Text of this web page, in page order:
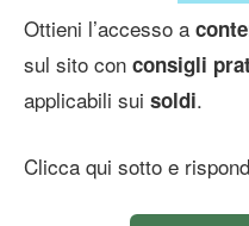
Ottieni l’accesso a
sul sito con consigli
applicabili sui soldi.
Clicca qui sotto e